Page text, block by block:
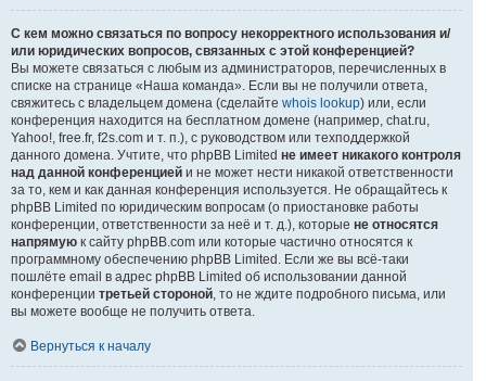
С кем можно связаться по вопросу некорректного использования и/
или юридических вопросов, связанных с этой конференцией?
Вы можете связаться с любым из администраторов, перечисленных в
списке на странице «Наша команда». Если вы не получили ответа,
свяжитесь с владельцем домена (сделайте whois lookup) или, если
конференция находится на бесплатном домене (например, chat.ru,
Yahoo!, free.fr, f2s.com и т. п.), с руководством или техподдержкой
данного домена. Учтите, что phpBB Limited не имеет никакого контроля
над данной конференцией и не может нести никакой ответственности
за то, кем и как данная конференция используется. Не обращайтесь к
phpBB Limited по юридическим вопросам (о приостановке работы
конференции, ответственности за неё и т. д.), которые не относятся
напрямую к сайту phpBB.com или которые частично относятся к
программному обеспечению phpBB Limited. Если же вы всё-таки
пошлёте email в адрес phpBB Limited об использовании данной
конференции третьей стороной, то не ждите подробного письма, или
вы можете вообще не получить ответа.
Вернуться к началу